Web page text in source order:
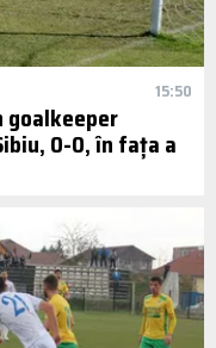
15:50
goalkeeper
0-0, în fața a